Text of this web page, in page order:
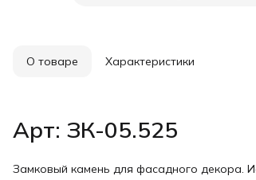
О товаре Характеристики
Арт: ЗК-05.525
Замковый камень для фасадного декора.